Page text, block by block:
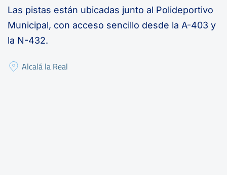
Las pistas están ubicadas junto al Polideportivo
Municipal, con acceso sencillo desde la A-403 y
la N-432.
Alcalá la Real